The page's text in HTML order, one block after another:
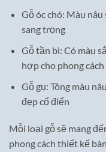
Gỗ óc chó: Màu
sang trọng
Gỗ tần bì: Có màu
hợp cho phong
Gỗ gụ: Tông màu
đẹp cổ điển
Mỗi loại gỗ sẽ mang
phong cách thiết kế